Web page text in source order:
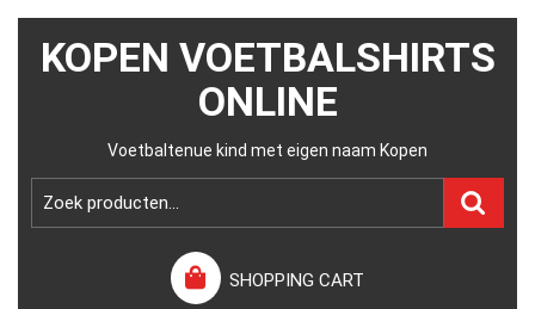
KOPEN VOETBALSHIRTS
ONLINE
Voetbaltenue kind met eigen naam Kopen
SHOPPING CART